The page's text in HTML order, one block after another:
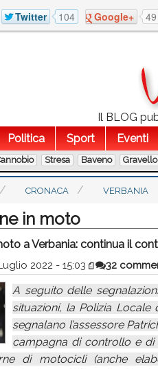
Twitter 104 Google+ 49
Il BLOG
Politica Sport Eventi
Stresa Baveno
CRONACA VERBANIA
in moto
a Verbania: continua il
2022 - 15:03 32
A seguito delle
situazioni, la Polizia
segnalano l’assessore
campagna di controllo e
di motocicli (anche